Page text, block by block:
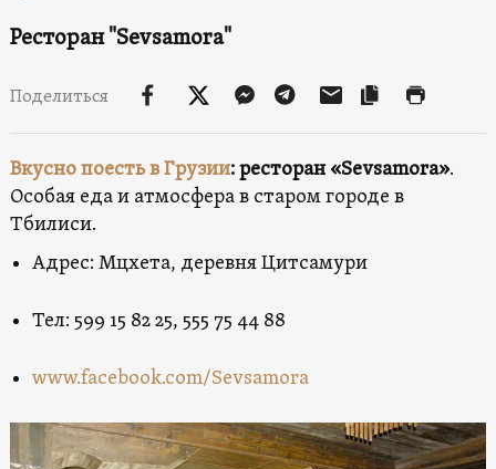
Ресторан "Sevsamora"
Поделиться
Вкусно поесть в Грузии: ресторан «Sevsamora».
Особая еда и атмосфера в старом городе в
Тбилиси.
Адрес: Мцхета, деревня Цитсамури
Teл: 599 15 82 25, 555 75 44 88
www.facebook.com/Sevsamora